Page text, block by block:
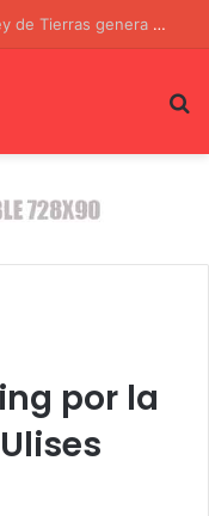
por la